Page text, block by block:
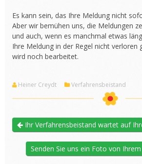
Es kann sein, das Ihre Meldung nicht
Aber wir bemühen uns, die Meldungen
und auch, wenn es manchmal etwas
Ihre Meldung in der Regel nicht verloren
wird noch bearbeitet.
Heiner Creydt Verfahrensbeistand
Ihr Verfahrensbeistand wartet auf
Senden Sie uns ein Foto von